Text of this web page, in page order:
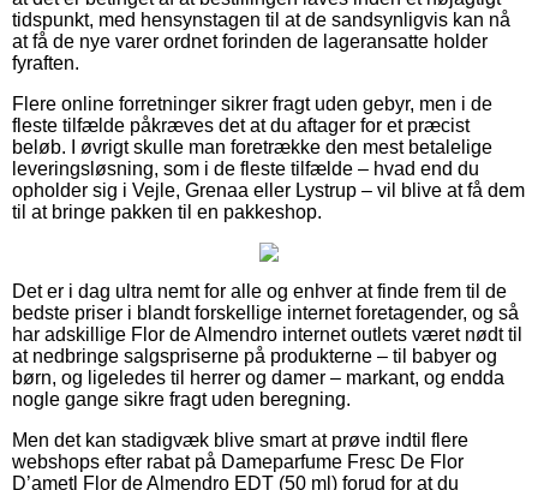
tidspunkt, med hensynstagen til at de sandsynligvis kan nå
at få de nye varer ordnet forinden de lageransatte holder
fyraften.
Flere online forretninger sikrer fragt uden gebyr, men i de
fleste tilfælde påkræves det at du aftager for et præcist
beløb. I øvrigt skulle man foretrække den mest betalelige
leveringsløsning, som i de fleste tilfælde – hvad end du
opholder sig i Vejle, Grenaa eller Lystrup – vil blive at få dem
til at bringe pakken til en pakkeshop.
Det er i dag ultra nemt for alle og enhver at finde frem til de
bedste priser i blandt forskellige internet foretagender, og så
har adskillige Flor de Almendro internet outlets været nødt til
at nedbringe salgspriserne på produkterne – til babyer og
børn, og ligeledes til herrer og damer – markant, og endda
nogle gange sikre fragt uden beregning.
Men det kan stadigvæk blive smart at prøve indtil flere
webshops efter rabat på Dameparfume Fresc De Flor
D’ametl Flor de Almendro EDT (50 ml) forud for at du